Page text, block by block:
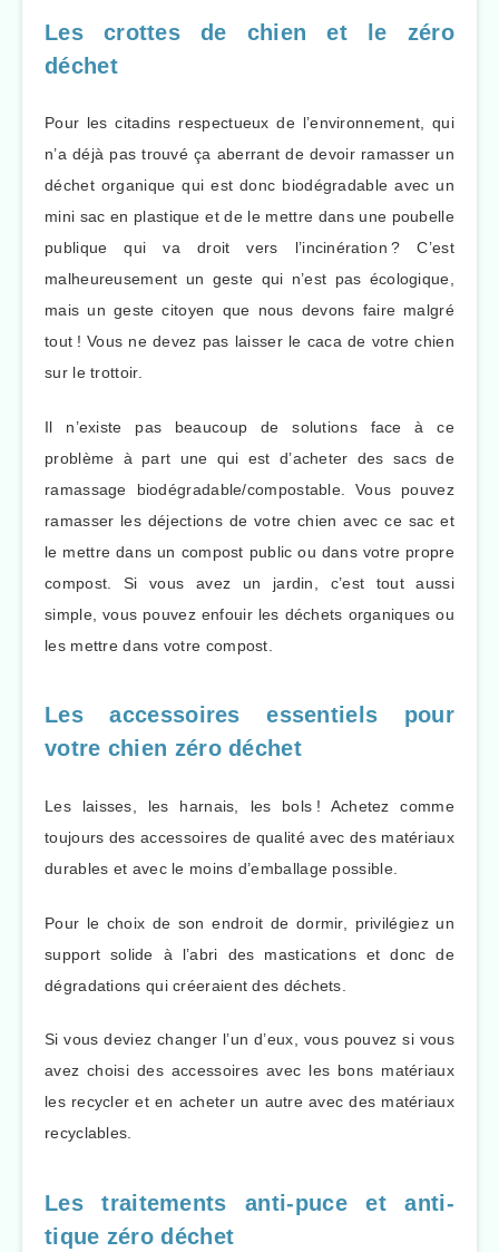
Les crottes de chien et le zéro
déchet
Pour les citadins respectueux de l’environnement, qui
n’a déjà pas trouvé ça aberrant de devoir ramasser un
déchet organique qui est donc biodégradable avec un
mini sac en plastique et de le mettre dans une poubelle
publique qui va droit vers l’incinération ? C’est
malheureusement un geste qui n’est pas écologique,
mais un geste citoyen que nous devons faire malgré
tout ! Vous ne devez pas laisser le caca de votre chien
sur le trottoir.
Il n’existe pas beaucoup de solutions face à ce
problème à part une qui est d’acheter des sacs de
ramassage biodégradable/compostable. Vous pouvez
ramasser les déjections de votre chien avec ce sac et
le mettre dans un compost public ou dans votre propre
compost. Si vous avez un jardin, c’est tout aussi
simple, vous pouvez enfouir les déchets organiques ou
les mettre dans votre compost.
Les accessoires essentiels pour
votre chien zéro déchet
Les laisses, les harnais, les bols ! Achetez comme
toujours des accessoires de qualité avec des matériaux
durables et avec le moins d’emballage possible.
Pour le choix de son endroit de dormir, privilégiez un
support solide à l’abri des mastications et donc de
dégradations qui créeraient des déchets.
Si vous deviez changer l’un d’eux, vous pouvez si vous
avez choisi des accessoires avec les bons matériaux
les recycler et en acheter un autre avec des matériaux
recyclables.
Les traitements anti-puce et anti-
tique zéro déchet